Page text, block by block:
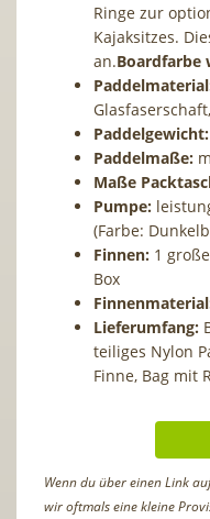
Ringe zur
Kajaksitzes.
an.Boardfarbe
Paddelgewicht:
Paddelmaße:
Maße
Pumpe:
(Farbe:
Finnen: 1
Box
Lieferumfang:
teiliges Nylon
Finne, Bag mit
Wenn du über einen Link
wir oftmals eine kleine